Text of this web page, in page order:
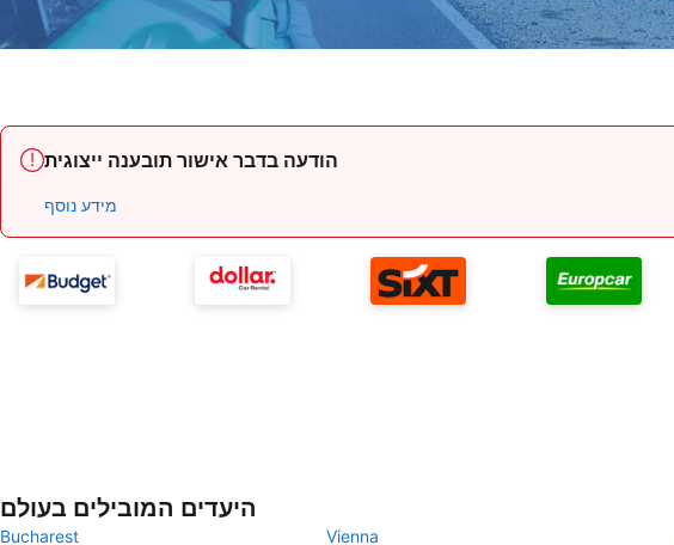
הודעה בדבר אישור תובענה ייצוגית
מידע נוסף
היעדים המובילים בעולם
Bucharest Vienna